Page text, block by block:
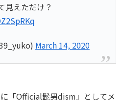
見えただけ？
March 14, 2020
「Official髭男dism」としてメ